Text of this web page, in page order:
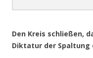
Den Kreis schließen,
Diktatur der